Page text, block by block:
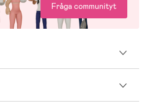
Fråga communityt